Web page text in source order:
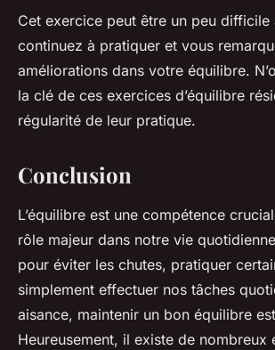
Cet exercice peut être un peu difficile
continuez à pratiquer et vous
améliorations dans votre équilibre.
la clé de ces exercices d’équilibre
régularité de leur pratique.
Conclusion
L’équilibre est une compétence
rôle majeur dans notre vie
pour éviter les chutes, pratiquer
simplement effectuer nos tâches
aisance, maintenir un bon équilibre
Heureusement, il existe de nombreux